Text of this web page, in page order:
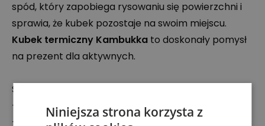
spód, który zapobiega rysowaniu się powierzchni i
sprawia, że kubek pozostaje na swoim miejscu.
Kubek termiczny Kambukka to doskonały pomysł
na prezent dla aktywnych.
Specyfikacja:
- materiał: stal nierdzewna 18/8
- pojemność: 500 ml
Niniejsza strona korzysta z